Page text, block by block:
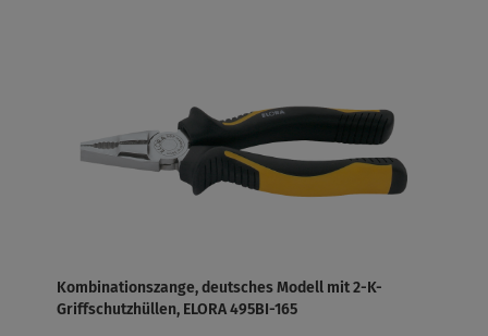
Kombinationszange, deutsches Modell mit 2-K-
Griffschutzhüllen, ELORA 495BI-165